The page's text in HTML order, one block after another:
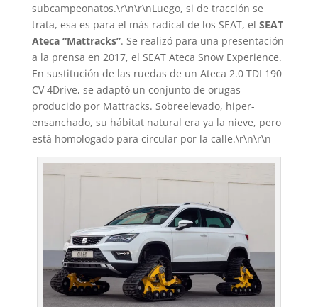
subcampeonatos.\r\n\r\nLuego, si de tracción se
trata, esa es para el más radical de los SEAT, el SEAT
Ateca “Mattracks”. Se realizó para una presentación
a la prensa en 2017, el SEAT Ateca Snow Experience.
En sustitución de las ruedas de un Ateca 2.0 TDI 190
CV 4Drive, se adaptó un conjunto de orugas
producido por Mattracks. Sobreelevado, hiper-
ensanchado, su hábitat natural era ya la nieve, pero
está homologado para circular por la calle.\r\n\r\n